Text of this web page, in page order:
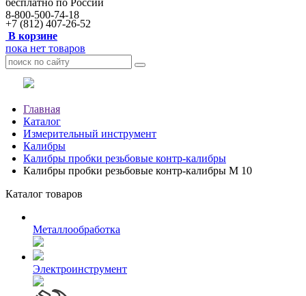
бесплатно по России
8-800-500-74-18
+7 (812) 407-26-52
В корзине
пока нет товаров
Главная
Каталог
Измерительный инструмент
Калибры
Калибры пробки резьбовые контр-калибры
Калибры пробки резьбовые контр-калибры М 10
Каталог товаров
Металлообработка
Электроинструмент